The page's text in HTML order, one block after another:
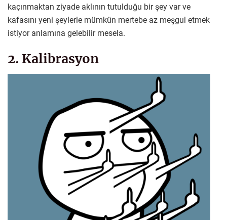
kaçınmaktan ziyade aklının tutulduğu bir şey var ve
kafasını yeni şeylerle mümkün mertebe az meşgul etmek
istiyor anlamına gelebilir mesela.
2. Kalibrasyon